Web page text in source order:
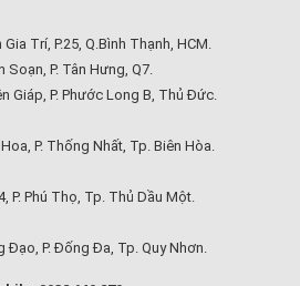
Trí, P.25, Q.Bình Thạnh, HCM.
P. Tân Hưng, Q7.
Giáp, P. Phước Long B, Thủ Đức.
P. Thống Nhất, Tp. Biên Hòa.
Phú Thọ, Tp. Thủ Dầu Một.
P. Đống Đa, Tp. Quy Nhơn.